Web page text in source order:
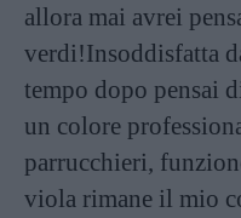
allora mai avrei
verdi!Insoddisfatta
tempo dopo pensai
un colore
parrucchieri,
viola rimane il mio